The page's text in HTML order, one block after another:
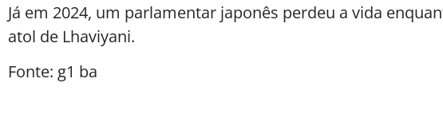
Já em 2024, um parlamentar japonês perdeu a vida
atol de Lhaviyani.
Fonte: g1 ba